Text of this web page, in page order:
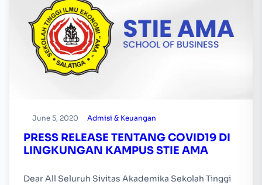
June 5, 2020 Admisi & Keuangan
PRESS RELEASE TENTANG COVID19 DI
LINGKUNGAN KAMPUS STIE AMA
Dear All Seluruh Sivitas Akademika Sekolah Tinggi